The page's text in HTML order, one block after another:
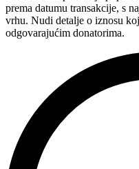
prema datumu transakcije, s
vrhu. Nudi detalje o iznosu
odgovarajućim donatorima.